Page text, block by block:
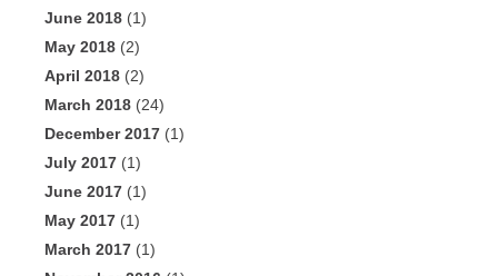
June 2018 (1)
May 2018 (2)
April 2018 (2)
March 2018 (24)
December 2017 (1)
July 2017 (1)
June 2017 (1)
May 2017 (1)
March 2017 (1)